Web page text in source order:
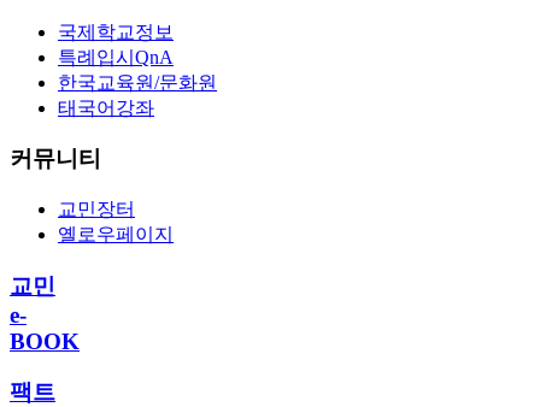
국제학교정보
특례입시QnA
한국교육원/문화원
태국어강좌
커뮤니티
교민장터
옐로우페이지
교민
e-
BOOK
팩트